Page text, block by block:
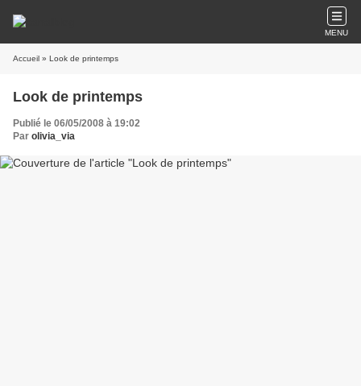
MENU
Accueil » Look de printemps
Look de printemps
Publié le 06/05/2008 à 19:02
Par olivia_via